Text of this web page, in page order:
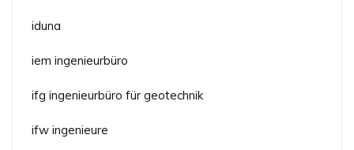
iduna
iem ingenieurbüro
ifg ingenieurbüro für geotechnik
ifw ingenieure